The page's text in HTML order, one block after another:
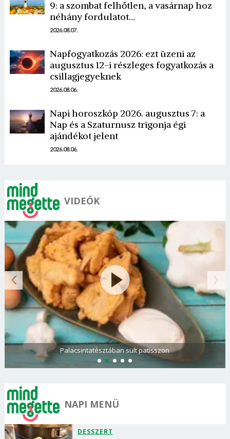
9: a szombat felhőtlen, a vasárnap hoz
néhány fordulatot…
2026.08.07.
Napfogyatkozás 2026: ezt üzeni az
augusztus 12-i részleges fogyatkozás a
csillagjegyeknek
2026.08.06.
Napi horoszkóp 2026. augusztus 7: a
Nap és a Szaturnusz trigonja égi
ajándékot jelent
2026.08.06.
VIDEÓK
Paradicsomos rakott krumpli darált hússal
NAPI MENÜ
DESSZERT